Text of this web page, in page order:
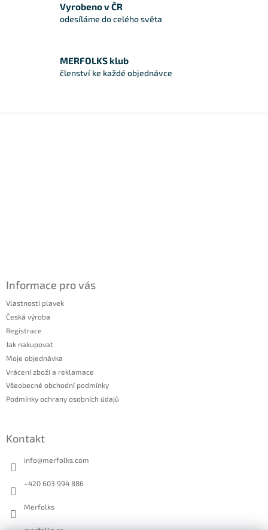
Vyrobeno v ČR
odesíláme do celého světa
MERFOLKS klub
členství ke každé objednávce
Informace pro vás
Vlastnosti plavek
Česká výroba
Registrace
Jak nakupovat
Moje objednávka
Vrácení zboží a reklamace
Všeobecné obchodní podmínky
Podmínky ochrany osobních údajů
Kontakt
info@merfolks.com
+420 603 994 886
Merfolks